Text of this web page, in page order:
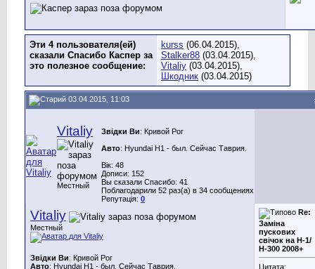
Эти 4 пользователя(ей)
сказали Спасибо Каспер за
это полезное сообщение:
kurss (06.04.2015),
Stalker88 (03.04.2015),
Vitaliy (03.04.2015),
Шкодник (03.04.2015)
03.04.2015, 11:03
Vitaliy
Местный
Звідки Ви: Кривой Рог
Авто: Hyundai H1 - был. Сейчас Таврия.
Вік: 48
Дописи: 152
Вы сказали Спасибо: 41
Поблагодарили 52 раз(а) в 34 сообщениях
Репутація: 0
Vitaliy
Местный
Звідки Ви: Кривой Рог
Авто: Hyundai H1 - был. Сейчас Таврия.
Re:
Заміна
пускових
свічок на Н-1/
Н-300 2008+
Цитата: